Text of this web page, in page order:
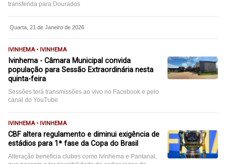
transferida para Dourados
Quarta, 21 de Janeiro de 2026
IVINHEMA • IVINHEMA
Ivinhema - Câmara Municipal convida
população para Sessão Extraordinária nesta
quinta-feira
Sessões terá transmissões ao vivo no Facebook e pelo
canal do YouTube
IVINHEMA • IVINHEMA
CBF altera regulamento e diminui exigência de
estádios para 1ª fase da Copa do Brasil
Alteração beneficia clubes como Ivinhema e Pantanal,